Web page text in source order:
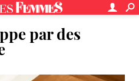
par des